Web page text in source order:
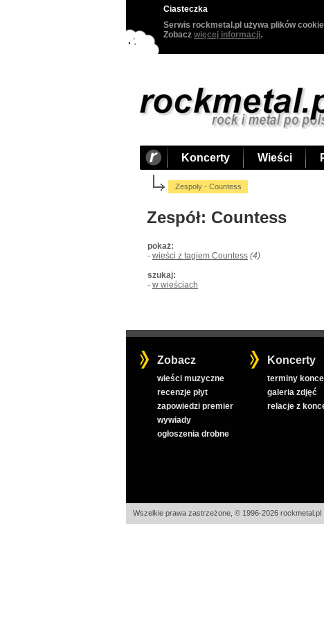
Ciasteczka
Serwis rockmetal.pl używa plików
Zobacz więcej informacji.
Koncerty Wieści
Zespoły - Countess
Zespół: Countess
pokaż:
- wieści z tagiem Countess (4)
szukaj:
- w wieściach
Zobacz
wieści muzyczne
recenzje płyt
zapowiedzi premier
wywiady
ogłoszenia drobne
Koncerty
terminy
galeria zdjęć
relacje z
Wszelkie prawa zastrzeżone, © 1996-2026 rockmetal.pl